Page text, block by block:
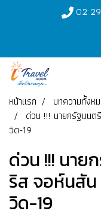
02
หน้าแรก บทความทั้งห
ด่วน !!! นายกรัฐมน
วิด-19
ด่วน !!! นา
ริส จอห์นสั
วิด-19